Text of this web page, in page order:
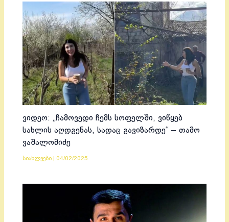
ვიდეო: „ჩამოვედი ჩემს სოფელში, ვიწყებ
სახლის აღდგენას, სადაც გავიზარდე“ – თამო
ვაშალომიძე
სიახლეები 04/02/2025